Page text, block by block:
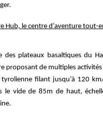
Hub, le centre d’aventure tout-
des plateaux basaltiques du
proposant de multiples
tyrolienne filant jusqu’à 120
le vide de 85m de haut,